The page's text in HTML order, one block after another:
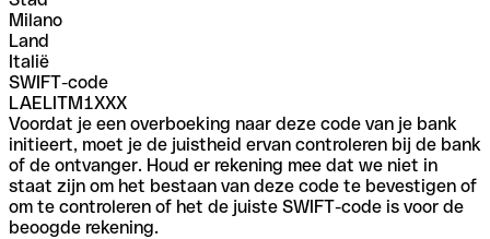
Milano
Land
Italië
SWIFT-code
LAELITM1XXX
Voordat je een overboeking naar deze code van je bank
initieert, moet je de juistheid ervan controleren bij de bank
of de ontvanger. Houd er rekening mee dat we niet in
staat zijn om het bestaan van deze code te bevestigen of
om te controleren of het de juiste SWIFT-code is voor de
beoogde rekening.